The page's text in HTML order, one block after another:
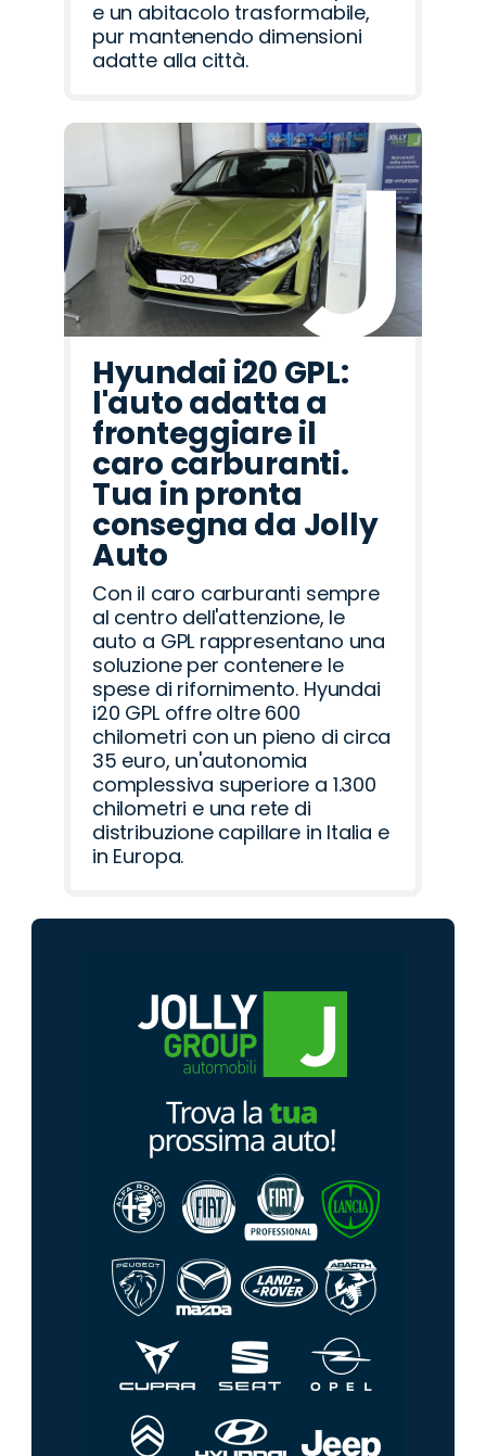
e un abitacolo trasformabile,
pur mantenendo dimensioni
adatte alla città.
Hyundai i20 GPL:
l'auto adatta a
fronteggiare il
caro carburanti.
Tua in pronta
consegna da Jolly
Auto
Con il caro carburanti sempre
al centro dell'attenzione, le
auto a GPL rappresentano una
soluzione per contenere le
spese di rifornimento. Hyundai
i20 GPL offre oltre 600
chilometri con un pieno di circa
35 euro, un'autonomia
complessiva superiore a 1.300
chilometri e una rete di
distribuzione capillare in Italia e
in Europa.